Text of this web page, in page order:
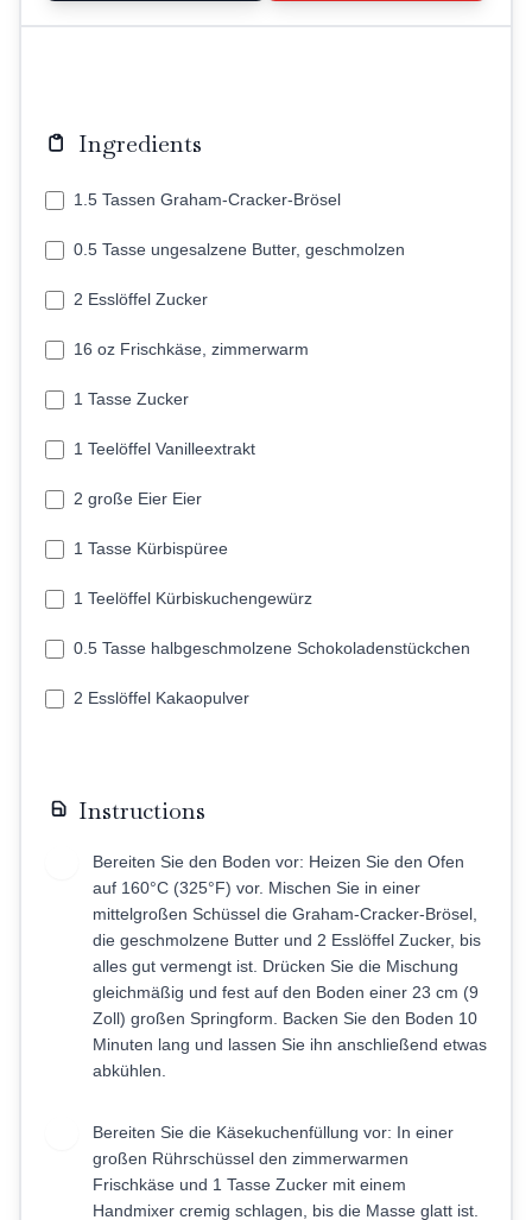
Ingredients
1.5 Tassen Graham-Cracker-Brösel
0.5 Tasse ungesalzene Butter, geschmolzen
2 Esslöffel Zucker
16 oz Frischkäse, zimmerwarm
1 Tasse Zucker
1 Teelöffel Vanilleextrakt
2 große Eier Eier
1 Tasse Kürbispüree
1 Teelöffel Kürbiskuchengewürz
0.5 Tasse halbgeschmolzene Schokoladenstückchen
2 Esslöffel Kakaopulver
Instructions
Bereiten Sie den Boden vor: Heizen Sie den Ofen
auf 160°C (325°F) vor. Mischen Sie in einer
mittelgroßen Schüssel die Graham-Cracker-Brösel,
die geschmolzene Butter und 2 Esslöffel Zucker, bis
alles gut vermengt ist. Drücken Sie die Mischung
gleichmäßig und fest auf den Boden einer 23 cm (9
Zoll) großen Springform. Backen Sie den Boden 10
Minuten lang und lassen Sie ihn anschließend etwas
abkühlen.
Bereiten Sie die Käsekuchenfüllung vor: In einer
großen Rührschüssel den zimmerwarmen
Frischkäse und 1 Tasse Zucker mit einem
Handmixer cremig schlagen, bis die Masse glatt ist.